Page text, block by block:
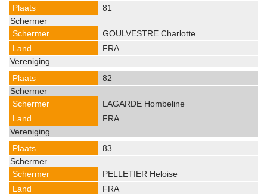
81
GOULVESTRE Charlotte
FRA
82
LAGARDE Hombeline
FRA
83
PELLETIER Heloise
FRA